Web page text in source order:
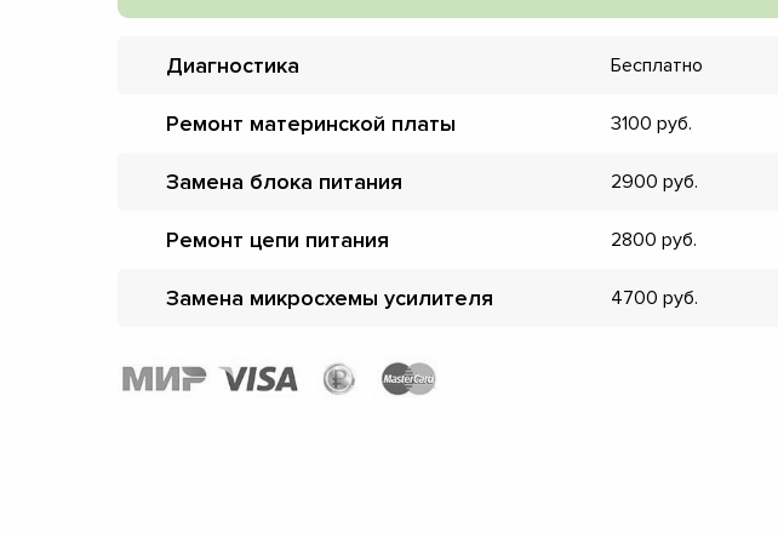
Диагностика Бесплатно
Ремонт материнской платы 3100
Замена блока питания 2900
Ремонт цепи питания 2800
Замена микросхемы усилителя 4700